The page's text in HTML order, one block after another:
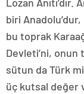
biri Anadolu’dur,
bu toprak
Devleti’ni, onun
sütun da Türk
üç kutsal değer